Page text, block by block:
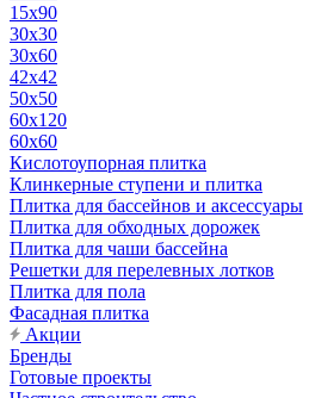
15x90
30х30
30х60
42х42
50х50
60х120
60х60
Кислотоупорная плитка
Клинкерные ступени и плитка
Плитка для бассейнов и аксессуары
Плитка для обходных дорожек
Плитка для чаши бассейна
Решетки для перелевных лотков
Плитка для пола
Фасадная плитка
Акции
Бренды
Готовые проекты